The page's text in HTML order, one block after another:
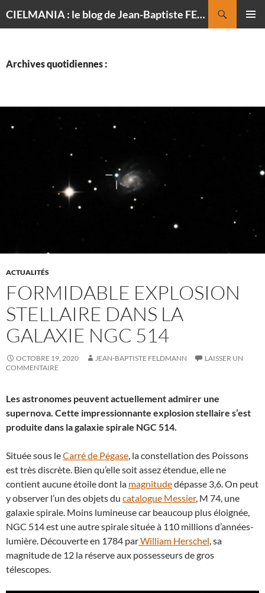
CIELMANIA : le blog de Jean-Baptiste FELDMANN, photographe du ciel
Archives quotidiennes :
ACTUALITÉS
FORMIDABLE EXPLOSION
STELLAIRE DANS LA
GALAXIE NGC 514
OCTOBRE 19, 2020 JEAN-BAPTISTE FELDMANN
LAISSER UN
COMMENTAIRE
Les astronomes peuvent actuellement admirer une
supernova. Cette impressionnante explosion stellaire s’est
produite dans la galaxie spirale NGC 514.
Située sous leCarré de Pégase, la constellation des Poissons
est très discrète. Bien qu’elle soit assez étendue, elle ne
contient aucune étoile dont la magnitudedépasse 3,6. On peut
y observer l’un des objets du catalogue Messier, M 74, une
galaxie spirale. Moins lumineuse car beaucoup plus éloignée,
NGC 514 est une autre spirale située à 110 millions d’années-
lumière. Découverte en 1784 parWilliam Herschel, sa
magnitude de 12 la réserve aux possesseurs de gros
télescopes.